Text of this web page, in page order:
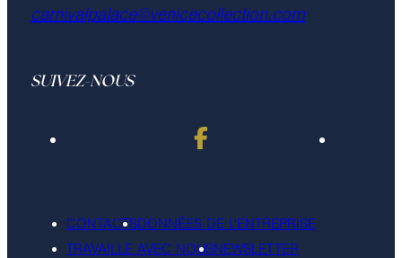
carnivalpalace@venicecollection.com
SUIVEZ-NOUS
CONTACTSDONNÉES DE L'ENTREPRISE
TRAVAILLE AVEC NOUSNEWSLETTER